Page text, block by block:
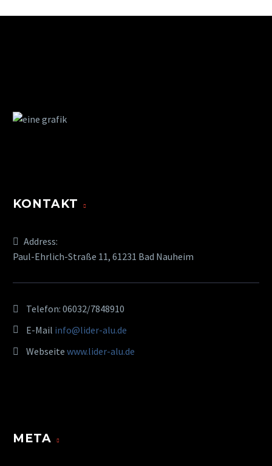
KONTAKT
Address:
Paul-Ehrlich-Straße 11, 61231 Bad Nauheim
Telefon: 06032/7848910
E-Mail info@lider-alu.de
Webseite www.lider-alu.de
META